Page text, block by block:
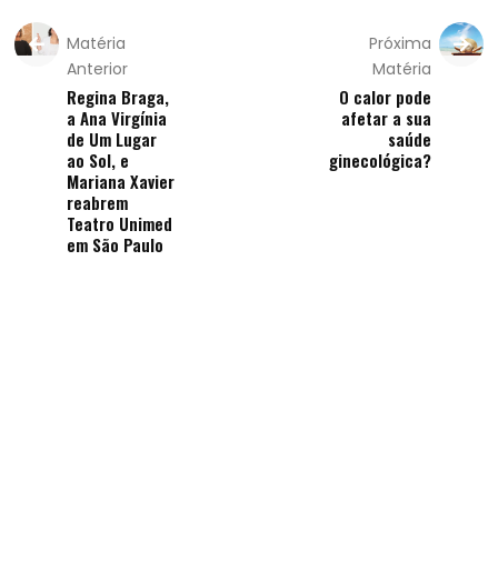
Matéria
Anterior
Regina Braga,
a Ana Virgínia
de Um Lugar
ao Sol, e
Mariana Xavier
reabrem
Teatro Unimed
em São Paulo
Próxima
Matéria
O calor pode
afetar a sua
saúde
ginecológica?